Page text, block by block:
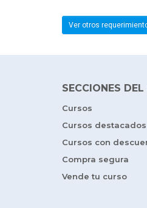
Ver otros
SECCIONES
Cursos
Cursos destacados
Cursos con
Compra segura
Vende tu curso